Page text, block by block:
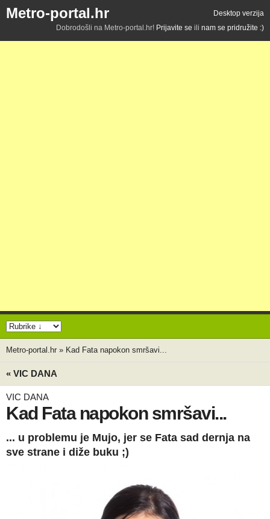
Metro-portal.hr
Desktop verzija
Dobrodošli na Metro-portal.hr! Prijavite se ili nam se pridružite :)
Metro-portal.hr » Kad Fata napokon smršavi...
« VIC DANA
VIC DANA
Kad Fata napokon smršavi...
... u problemu je Mujo, jer se Fata sad dernja na
sve strane i diže buku ;)